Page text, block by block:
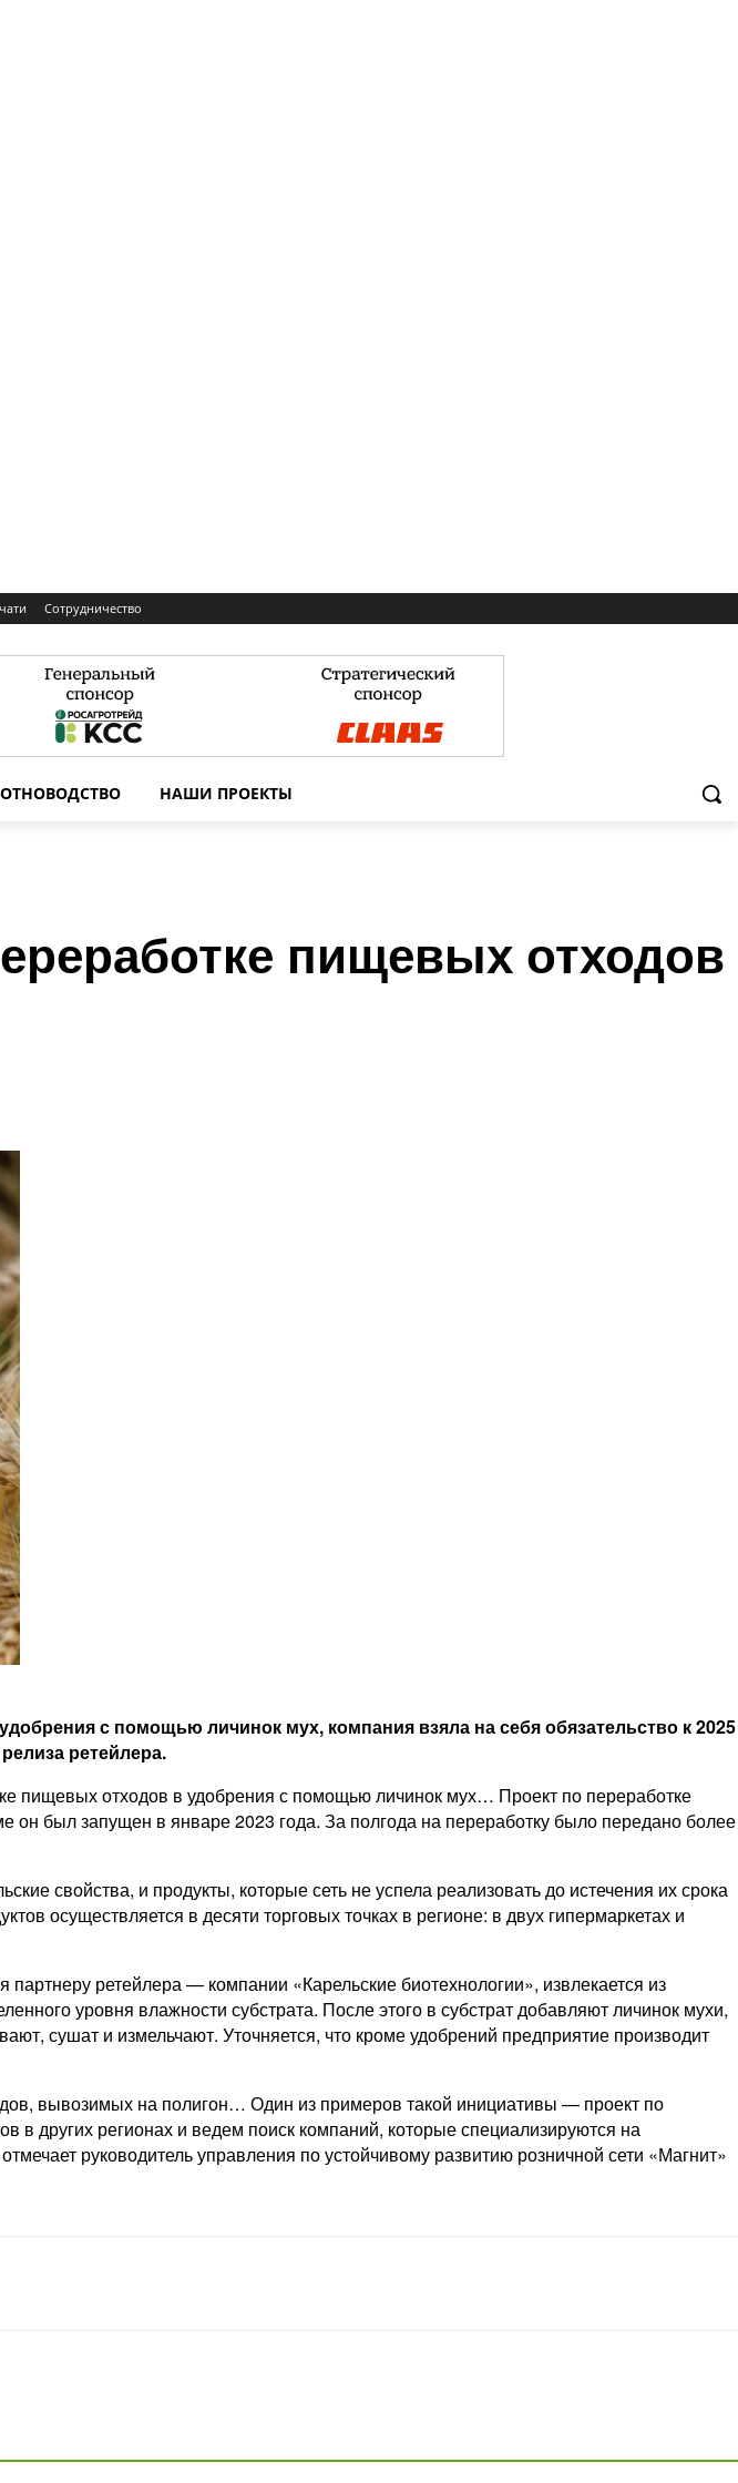
Сотрудничество
НАШИ ПРОЕКТЫ
пищевых отходов
с помощью личинок мух, компания взяла на себя обязательство к 2025
ретейлера.
пищевых отходов в удобрения с помощью личинок мух… Проект по переработке
был запущен в январе 2023 года. За полгода на переработку было передано более
свойства, и продукты, которые сеть не успела реализовать до истечения их срока
осуществляется в десяти торговых точках в регионе: в двух гипермаркетах и
ретейлера — компании «Карельские биотехнологии», извлекается из
уровня влажности субстрата. После этого в субстрат добавляют личинок мухи,
сушат и измельчают. Уточняется, что кроме удобрений предприятие производит
вывозимых на полигон… Один из примеров такой инициативы — проект по
других регионах и ведем поиск компаний, которые специализируются на
руководитель управления по устойчивому развитию розничной сети «Магнит»